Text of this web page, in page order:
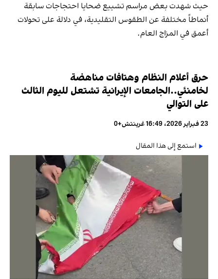
حيث شهدت بعض مراسم تشييع ضحايا احتجاجات سابقة
أنماطاً مختلفة عن الطقوس التقليدية، في دلالة على تحولات
أعمق في المزاج العام.
حرق أعلام النظام وهتافات مناهضة
لخامنئي..الجامعات الإيرانية تشتعل لليوم الثالث
على التوالي
23 فبراير 2026، 16:49 غرينتش+0
استمع إلى هذا المقال